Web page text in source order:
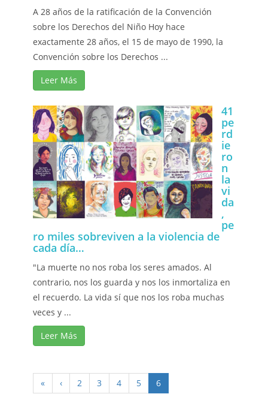
A 28 años de la ratificación de la Convención
sobre los Derechos del Niño Hoy hace
exactamente 28 años, el 15 de mayo de 1990, la
Convención sobre los Derechos ...
Leer Más
41
pe
rd
ie
ro
n
la
vi
da
,
pe
ro miles sobreviven a la violencia de
cada día…
"La muerte no nos roba los seres amados. Al
contrario, nos los guarda y nos los inmortaliza en
el recuerdo. La vida sí que nos los roba muchas
veces y ...
Leer Más
« ‹ 2 3 4 5 6